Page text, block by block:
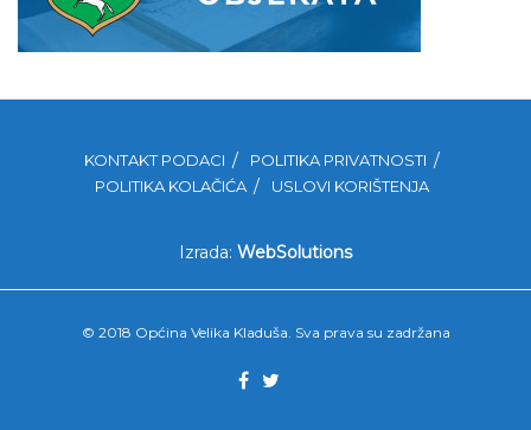
KONTAKT PODACI
POLITIKA PRIVATNOSTI
POLITIKA KOLAČIĆA
USLOVI KORIŠTENJA
Izrada: WebSolutions
© 2018 Općina Velika Kladuša. Sva prava su zadržana